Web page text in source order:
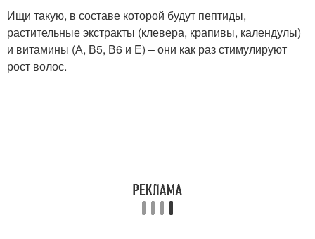
Ищи такую, в составе которой будут пептиды,
растительные экстракты (клевера, крапивы, календулы)
и витамины (А, В5, В6 и Е) – они как раз стимулируют
рост волос.